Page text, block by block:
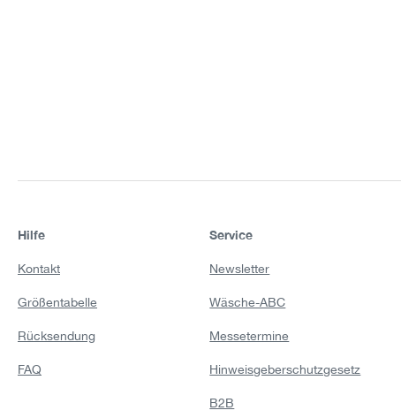
Hilfe
Kontakt
Größentabelle
Rücksendung
FAQ
Service
Newsletter
Wäsche-ABC
Messetermine
Hinweisgeberschutzgesetz
B2B